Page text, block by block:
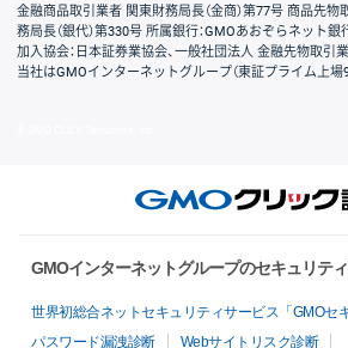
金融商品取引業者 関東財務局長（金商）第77号 商品先
務局長（銀代）第330号 所属銀行：GMOあおぞらネット銀
加入協会：日本証券業協会、一般社団法人 金融先物取引
当社はGMOインターネットグループ（東証プライム上場
GMOインターネットグループのセキュリテ
世界初総合ネットセキュリティサービス「GMOセ
パスワード漏洩診断
Webサイトリスク診断